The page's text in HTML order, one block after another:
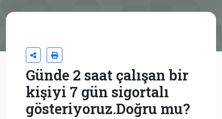
Günde 2 saat çalışan bir
kişiyi 7 gün sigortalı
gösteriyoruz.Doğru mu?